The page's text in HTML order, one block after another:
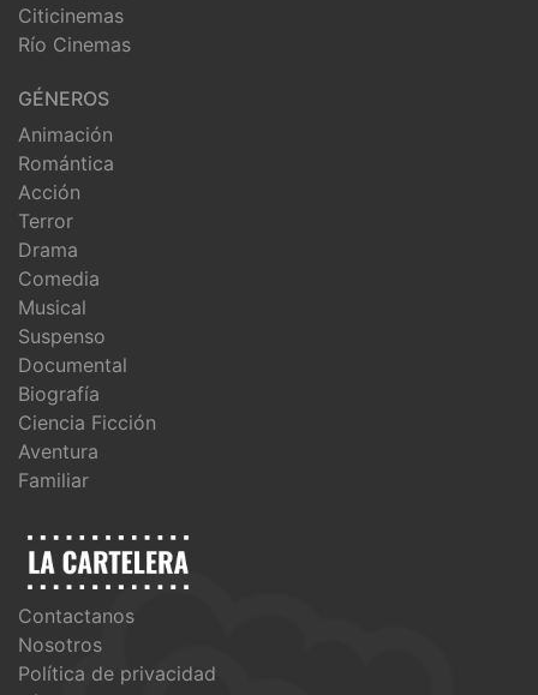
Citicinemas
Río Cinemas
GÉNEROS
Animación
Romántica
Acción
Terror
Drama
Comedia
Musical
Suspenso
Documental
Biografía
Ciencia Ficción
Aventura
Familiar
Contactanos
Nosotros
Política de privacidad